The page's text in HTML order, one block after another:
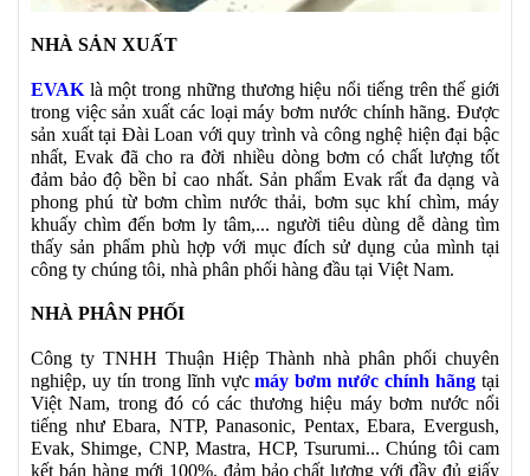
NHÀ SẢN XUẤT
EVAK là một trong những thương hiệu nổi tiếng trên thế giới
trong việc sản xuất các loại máy bơm nước chính hãng. Được
sản xuất tại Đài Loan với quy trình và công nghệ hiện đại bậc
nhất, Evak đã cho ra đời nhiều dòng bơm có chất lượng tốt
đảm bảo độ bền bỉ cao nhất. Sản phẩm Evak rất đa dạng và
phong phú từ bơm chìm nước thải, bơm sục khí chìm, máy
khuấy chìm đến bơm ly tâm,... người tiêu dùng dễ dàng tìm
thấy sản phẩm phù hợp với mục đích sử dụng của mình tại
công ty chúng tôi, nhà phân phối hàng đầu tại Việt Nam.
NHÀ PHÂN PHỐI
Công ty TNHH Thuận Hiệp Thành nhà phân phối chuyên
nghiệp, uy tín trong lĩnh vựcmáy bơm nước chính hãng tại
Việt Nam, trong đó có các thương hiệu máy bơm nước nổi
tiếng như Ebara, NTP, Panasonic, Pentax, Ebara, Evergush,
Evak, Shimge, CNP, Mastra, HCP, Tsurumi... Chúng tôi cam
kết bán hàng mới 100%, đảm bảo chất lượng với đầy đủ giấy